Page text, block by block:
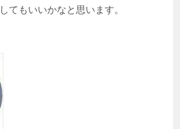
てもいいかなと思います。